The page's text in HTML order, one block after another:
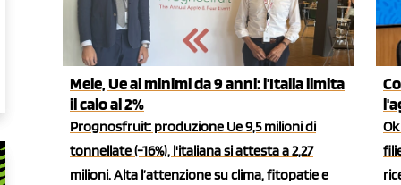
Mele, Ue ai minimi da 9 anni: l’Italia limita
il calo al 2%
Prognosfruit: produzione Ue 9,5 milioni di
tonnellate (-16%), l'italiana si attesta a 2,27
milioni. Alta l’attenzione su clima, fitopatie e